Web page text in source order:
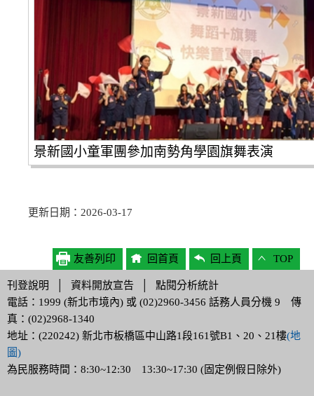
景新國小童軍團參加南勢角學園旗舞表演
更新日期：2026-03-17
友善列印 回首頁 回上頁 TOP
刊登說明 資料開放宣告
點閱分析統計
電話：1999 (新北市境內) 或 (02)2960-3456 話務人員分機 9 傳
真：(02)2968-1340
地址：(220242) 新北市板橋區中山路1段161號B1、20、21樓(地
圖)
為民服務時間：8:30~12:30 13:30~17:30 (固定例假日除外)